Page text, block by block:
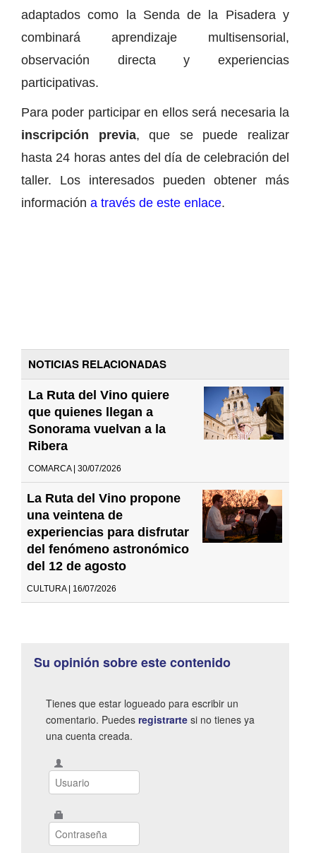
adaptados como la Senda de la Pisadera y
combinará aprendizaje multisensorial,
observación directa y experiencias
participativas.
Para poder participar en ellos será necesaria la
inscripción previa, que se puede realizar
hasta 24 horas antes del día de celebración del
taller. Los interesados pueden obtener más
información a través de este enlace.
NOTICIAS RELACIONADAS
La Ruta del Vino quiere
que quienes llegan a
Sonorama vuelvan a la
Ribera
COMARCA | 30/07/2026
La Ruta del Vino propone
una veintena de
experiencias para disfrutar
del fenómeno astronómico
del 12 de agosto
CULTURA | 16/07/2026
Su opinión sobre este contenido
Tienes que estar logueado para escribir un
comentario. Puedes registrarte si no tienes ya
una cuenta creada.